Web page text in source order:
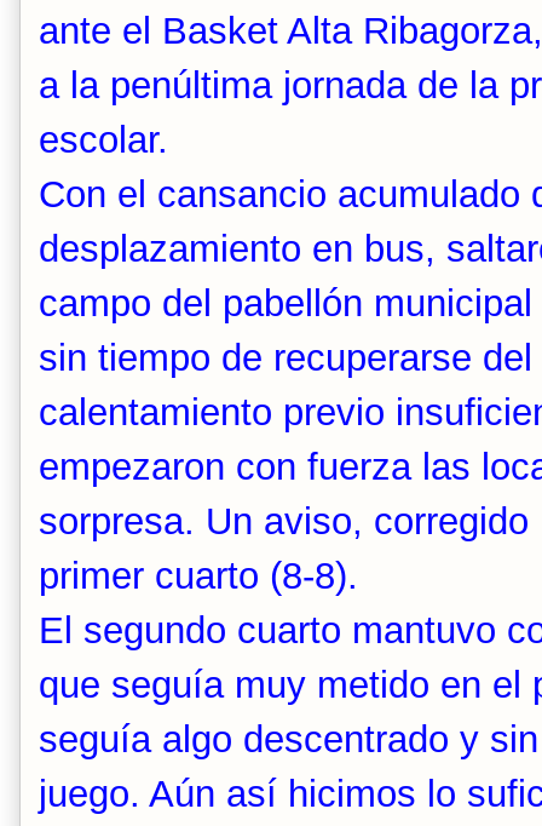
ante el Basket Alta
a la penúltima jornada de la
escolar.
Con el cansancio acumulado
desplazamiento en bus,
campo del pabellón
sin tiempo de recuperarse
calentamiento previo
empezaron con fuerza las
sorpresa. Un aviso,
primer cuarto (8-8).
El segundo cuarto mantuvo
que seguía muy metido en el
seguía algo descentrado y
juego. Aún así hicimos lo